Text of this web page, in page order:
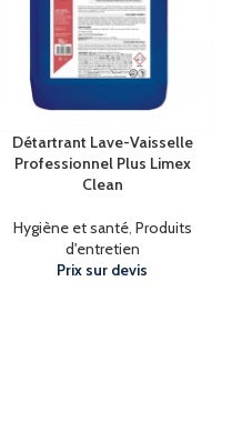
Détartrant Lave-Vaisselle
Professionnel Plus Limex
Clean
Hygiène et santé, Produits
d'entretien
Prix sur devis